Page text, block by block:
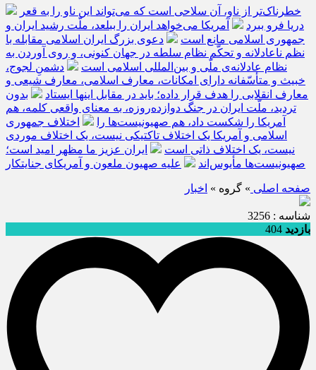
خطرناک‌تر از ناو، آن سلاحی است که می‌تواند این ناو را به قعر
دریا فرو ببرد
آمریکا می‌خواهد ایران را ببلعد، ملّت رشید ایران و
جمهوری اسلامی مانع است
دعوی بزرگ ایران اسلامی مقابله با
نظم ناعادلانه و تحکّم نظام سلطه در جهان کنونی، و روی آوردن به
نظام عادلانه‌ی ملّی و بین‌المللی اسلامی است
دشمنِ لجوج،
خبیث و متأسّفانه دارای امکانات، معارف اسلامی، معارف شیعی و
معارف انقلابی را هدف قرار داده؛ باید در مقابل اینها ایستاد
بدون
تردید، ملّت ایران در جنگ دوازده‌روزه، به معنای واقعی کلمه، هم
آمریکا را شکست داد، هم صهیونیست‌ها را
اختلاف جمهوری
اسلامی و آمریکا یک اختلاف تاکتیکی نیست، یک اختلاف موردی
نیست، یک اختلاف ذاتی است
ایران عزیز ما مظهر امید است؛
صهیونیست‌ها مأیوس‌اند
علیه صهیون ملعون و آمریکای جنایتکار
صفحه اصلی » گروه » اخبار
شناسه : 3256
بازدید 404